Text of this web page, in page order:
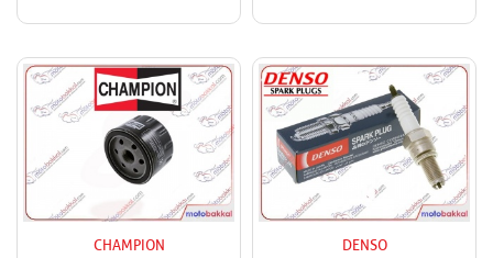
CHAMPION DENSO